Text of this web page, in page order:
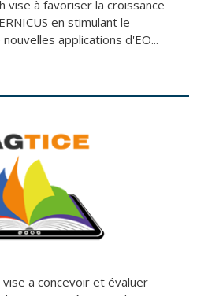
vise à favoriser la croissance
en stimulant le
applications d'EO...
a concevoir et évaluer